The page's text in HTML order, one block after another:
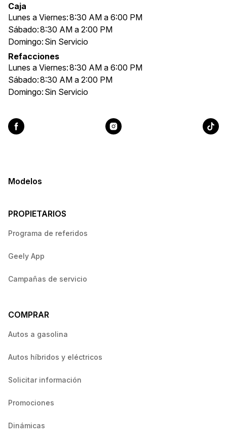
Caja
Lunes a Viernes:8:30 AM a 6:00 PM
Sábado:8:30 AM a 2:00 PM
Domingo: Sin Servicio
Refacciones
Lunes a Viernes:8:30 AM a 6:00 PM
Sábado:8:30 AM a 2:00 PM
Domingo: Sin Servicio
Modelos
PROPIETARIOS
Programa de referidos
Geely App
Campañas de servicio
COMPRAR
Autos a gasolina
Autos híbridos y eléctricos
Solicitar información
Promociones
Dinámicas